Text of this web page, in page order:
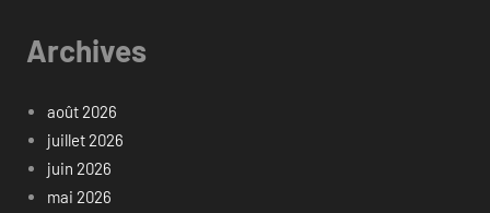
Archives
août 2026
juillet 2026
juin 2026
mai 2026